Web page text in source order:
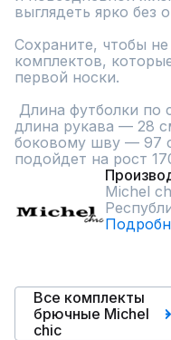
выглядеть ярко без
Сохраните, чтобы
комплектов,
первой носки.
длина рукава — 28
боковому шву — 97
подойдет на рост
Michel
Все комплекты
брючные Michel
chic